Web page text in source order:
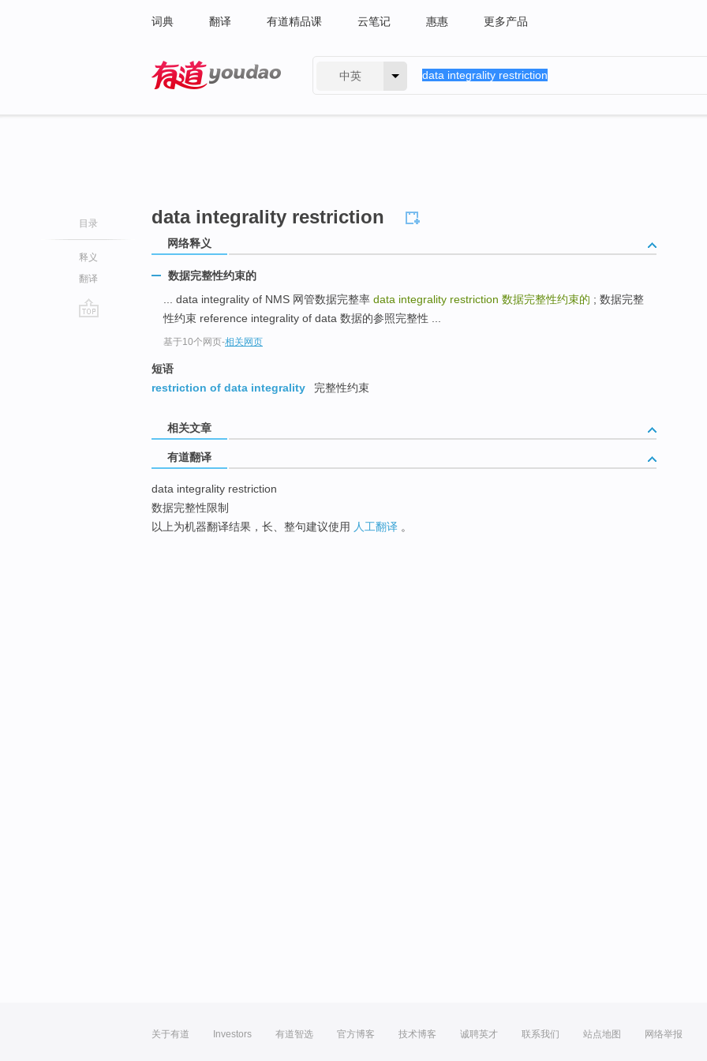
词典 翻译 有道精品课 云笔记 惠惠 更多产品
中英
目录
释义
翻译
data integrality restriction
网络释义
数据完整性约束的
... data integrality of NMS 网管数据完整率 data integrality restriction 数据完整性约束的 ; 数据完整
性约束 reference integrality of data 数据的参照完整性 ...
基于10个网页-相关网页
短语
restriction of data integrality
完整性约束
相关文章
有道翻译
data integrality restriction
数据完整性限制
以上为机器翻译结果，长、整句建议使用 人工翻译 。
关于有道 Investors 有道智选 官方博客 技术博客 诚聘英才 联系我们 站点地图 网络举报